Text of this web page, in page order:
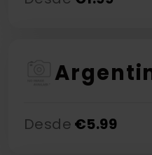
Desde €5.99